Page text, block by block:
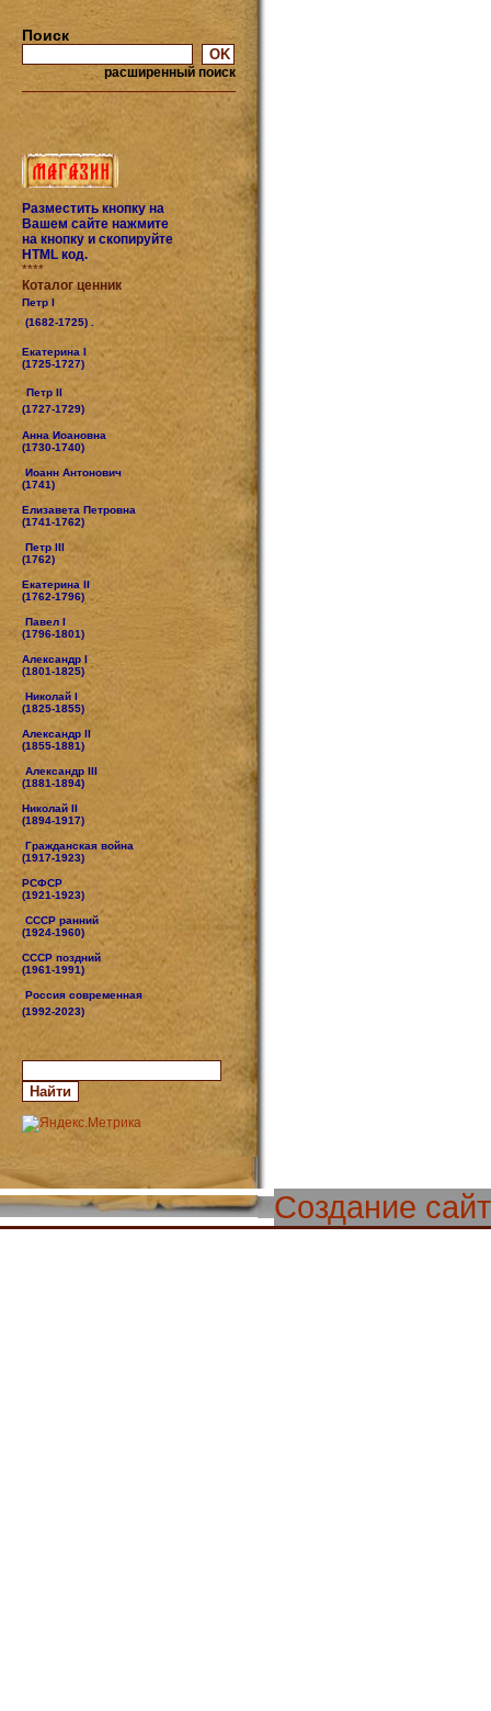
Поиск
расширенный поиск
Разместить кнопку на
Вашем сайте нажмите
на кнопку и скопируйте
HTML код.
****
Коталог ценник
Петр I
(1682-1725) .
Екатерина I
(1725-1727)
Петр II
(1727-1729)
Анна Иоановна
(1730-1740)
Иоанн Антонович
(1741)
Елизавета Петровна
(1741-1762)
Петр III
(1762)
Екатерина II
(1762-1796)
Павел I
(1796-1801)
Александр I
(1801-1825)
Николай I
(1825-1855)
Александр II
(1855-1881)
Александр III
(1881-1894)
Николай II
(1894-1917)
Гражданская война
(1917-1923)
РСФСР
(1921-1923)
СССР ранний
(1924-1960)
СССР поздний
(1961-1991)
Россия современная
(1992-2023)
Создание